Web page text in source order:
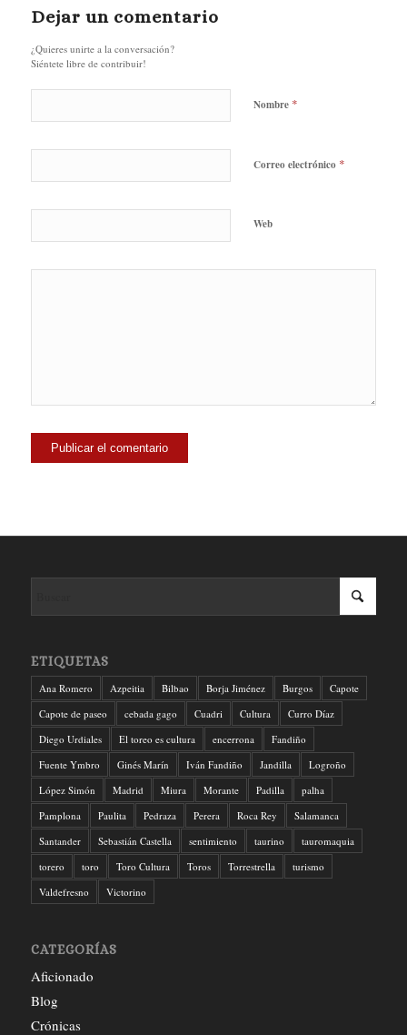
Dejar un comentario
¿Quieres unirte a la conversación?
Siéntete libre de contribuir!
Nombre *
Correo electrónico *
Web
ETIQUETAS
Ana Romero Azpeitia Bilbao Borja Jiménez Burgos
Capote
Capote de paseo
cebada gago Cuadri Cultura
Curro Díaz
Diego Urdiales
El toreo es cultura encerrona
Fandiño
Fuente Ymbro
Ginés Marín Iván Fandiño Jandilla
Logroño
López Simón
Madrid Miura Morante Padilla
palha
Pamplona
Paulita Pedraza Perera Roca Rey
Salamanca
Santander
Sebastián Castella sentimiento taurino
tauromaquia
torero
toro Toro Cultura Toros Torrestrella
turismo
Valdefresno
Victorino
CATEGORÍAS
Aficionado
Blog
Crónicas